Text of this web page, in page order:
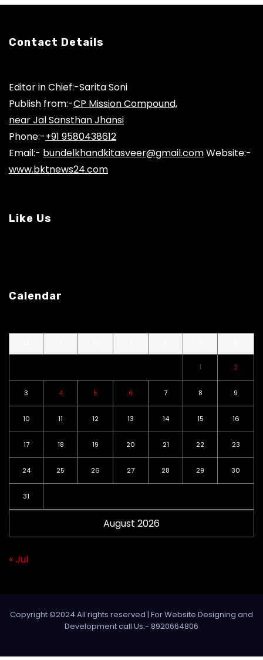
Contact Details
Editor in Chief:-Sarita Soni
Publish from:-CP Mission Compound,
near Jal Sansthan Jhansi
Phone:-+91 9580438612
Email:- bundelkhandkitasveer@gmail.comWebsite:-
www.bktnews24.com
Like Us
Calendar
August 2026
1 2
3 4 5 6 7 8 9
10 11 12 13 14 15 16
17 18 19 20 21 22 23
24 25 26 27 28 29 30
31
« Jul
Copyright ©2024 All rights reserved | For Website Designing and
Development call Us:- 8920664806